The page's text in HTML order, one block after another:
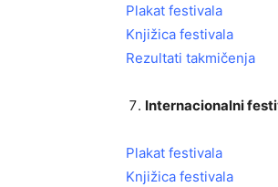
Plakat festivala
Knjižica festivala
Rezultati takmičenja
Internacionalni
Plakat festivala
Knjižica festivala